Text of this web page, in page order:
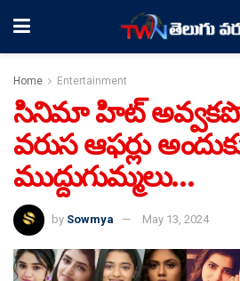
Home Entertainment
సినిమా హిట్
వరుస ఆఫర్లు
ముద్దుగుమ్మలు…
by Sowmya May 13, 2024